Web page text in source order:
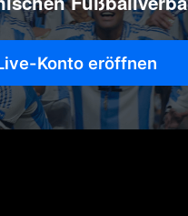
Konto eröffnen